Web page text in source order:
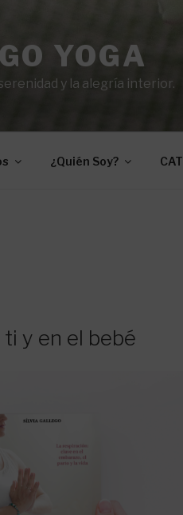
YOGA
y la alegría interior.
¿Quién Soy? CAT
ti y en el bebé